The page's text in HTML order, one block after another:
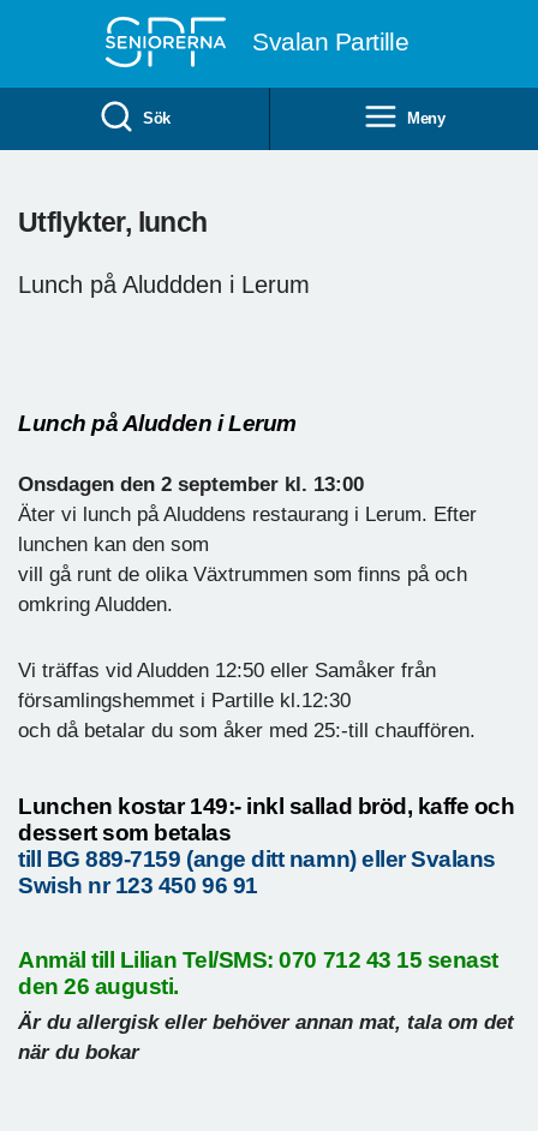
Svalan Partille
Sök Meny
Utflykter, lunch
Lunch på Aluddden i Lerum
Lunch på Aludden i Lerum
Onsdagen den 2 september kl. 13:00
Äter vi lunch på Aluddens restaurang i Lerum. Efter
lunchen kan den som
vill gå runt de olika Växtrummen som finns på och
omkring Aludden.
Vi träffas vid Aludden 12:50 eller Samåker från
församlingshemmet i Partille kl.12:30
och då betalar du som åker med 25:-till chauffören.
Lunchen kostar 149:- inkl sallad bröd, kaffe och
dessert som betalas
till BG 889-7159 (ange ditt namn) eller Svalans
Swish nr 123 450 96 91
Anmäl till Lilian Tel/SMS: 070 712 43 15 senast
den 26 augusti.
Är du allergisk eller behöver annan mat, tala om det
när du bokar